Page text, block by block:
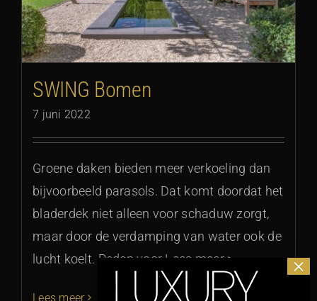
SWING Bomen
7 juni 2022
Groene daken bieden meer verkoeling dan
bijvoorbeeld parasols. Dat komt doordat het
bladerdek niet alleen voor schaduw zorgt,
maar door de verdamping van water ook de
lucht koelt. Reden voor Lees meer >
Lees meer